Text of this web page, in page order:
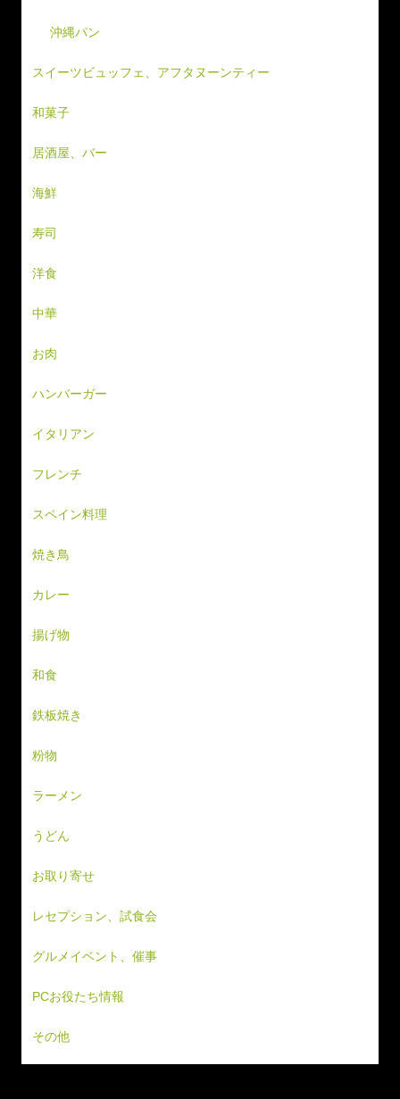
沖縄パン
スイーツビュッフェ、アフタヌーンティー
和菓子
居酒屋、バー
海鮮
寿司
洋食
中華
お肉
ハンバーガー
イタリアン
フレンチ
スペイン料理
焼き鳥
カレー
揚げ物
和食
鉄板焼き
粉物
ラーメン
うどん
お取り寄せ
レセプション、試食会
グルメイベント、催事
PCお役たち情報
その他